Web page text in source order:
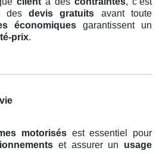
desdevis gratuits avant toute
économiques garantissent un
prix.
motorisés est essentiel pour
et assurer un usage